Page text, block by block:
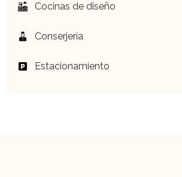
Cocinas de diseño
Conserjería
Estacionamiento